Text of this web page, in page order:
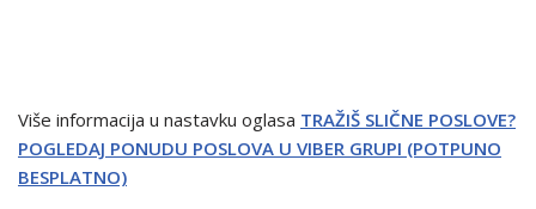
Više informacija u nastavku oglasa TRAŽIŠ SLIČNE POSLOVE?
POGLEDAJ PONUDU POSLOVA U VIBER GRUPI (POTPUNO
BESPLATNO)